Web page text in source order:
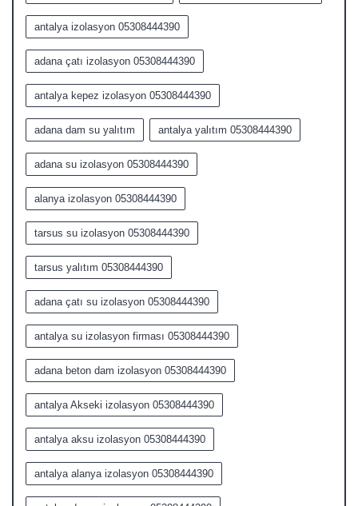
antalya izolasyon 05308444390
adana çatı izolasyon 05308444390
antalya kepez izolasyon 05308444390
adana dam su yalıtım antalya yalıtım 05308444390
adana su izolasyon 05308444390
alanya izolasyon 05308444390
tarsus su izolasyon 05308444390
tarsus yalıtım 05308444390
adana çatı su izolasyon 05308444390
antalya su izolasyon firması 05308444390
adana beton dam izolasyon 05308444390
antalya Akseki izolasyon 05308444390
antalya aksu izolasyon 05308444390
antalya alanya izolasyon 05308444390